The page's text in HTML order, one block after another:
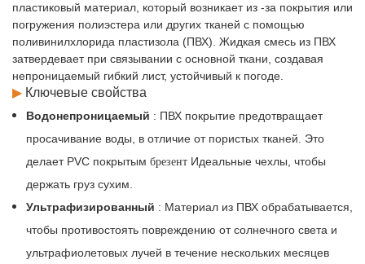
пластиковый материал, который возникает из -за покрытия или
погружения полиэстера или других тканей с помощью
поливинилхлорида пластизола (ПВХ). Жидкая смесь из ПВХ
затвердевает при связывании с основной ткани, создавая
непроницаемый гибкий лист, устойчивый к погоде.
▶ Ключевые свойства
Водонепроницаемый : ПВХ покрытие предотвращает
просачивание воды, в отличие от пористых тканей. Это
делает PVC покрытым брезент Идеальные чехлы, чтобы
держать груз сухим.
Ультрафизированный : Материал из ПВХ обрабатывается,
чтобы противостоять повреждению от солнечного света и
ультрафиолетовых лучей в течение нескольких месяцев